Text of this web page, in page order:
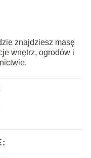
znajdziesz masę
wnętrz, ogrodów i